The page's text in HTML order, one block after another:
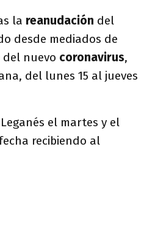
la reanudación del
desde mediados de
nuevo coronavirus,
del lunes 15 al jueves
el martes y el
recibiendo al